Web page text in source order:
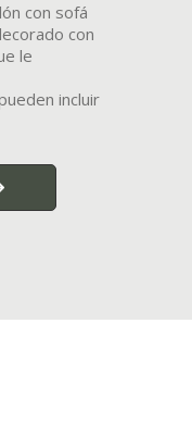
con sofá
con
le
incluir